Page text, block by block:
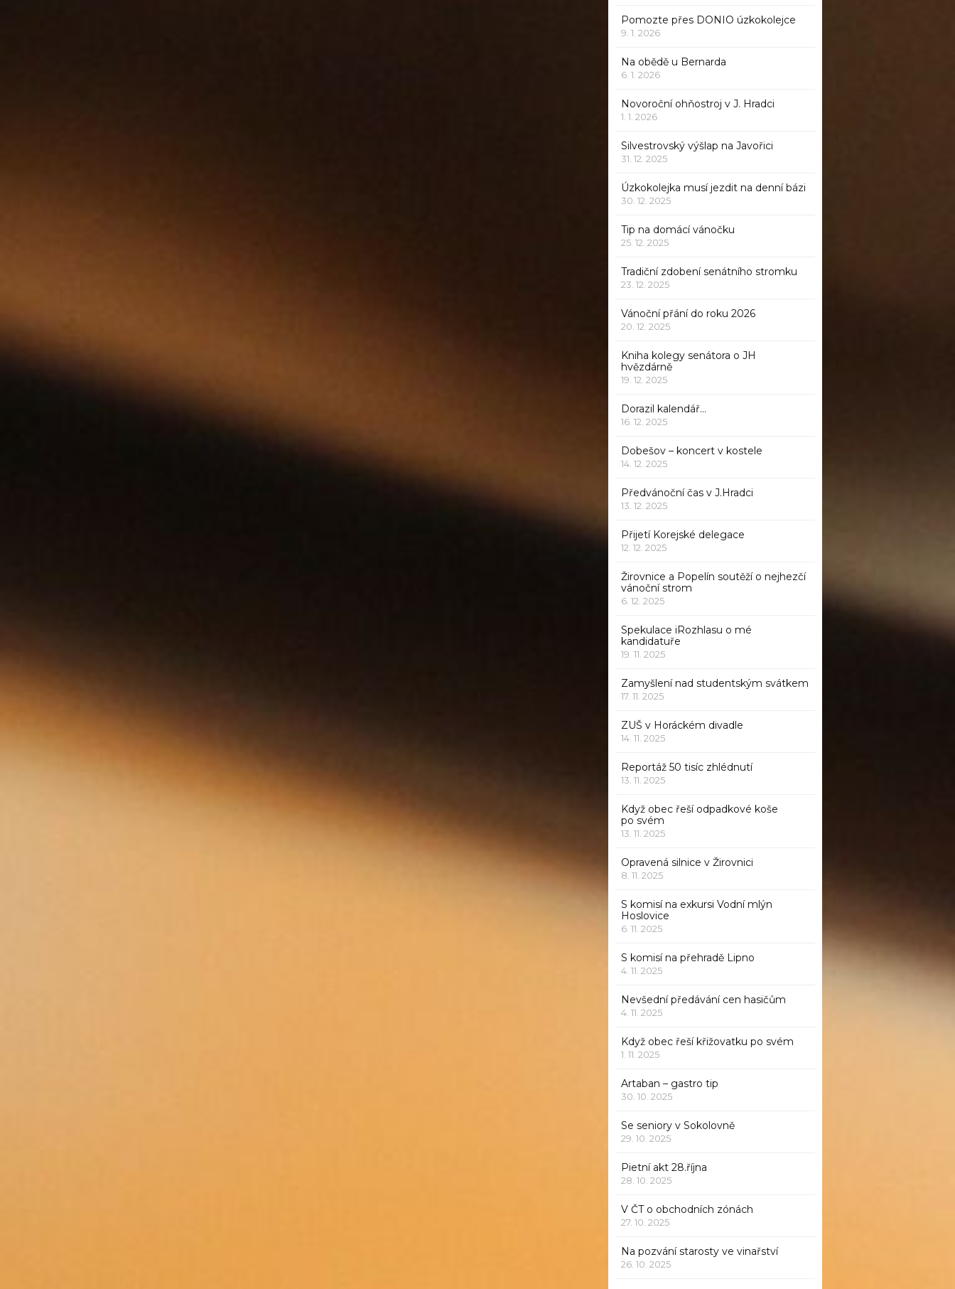
Pomozte přes DONIO úzkokolejce
9. 1. 2026
Na obědě u Bernarda
6. 1. 2026
Novoroční ohňostroj v J. Hradci
1. 1. 2026
Silvestrovský výšlap na Javořici
31. 12. 2025
Úzkokolejka musí jezdit na denní bázi
30. 12. 2025
Tip na domácí vánočku
25. 12. 2025
Tradiční zdobení senátního stromku
23. 12. 2025
Vánoční přání do roku 2026
20. 12. 2025
Kniha kolegy senátora o JH
hvězdárně
19. 12. 2025
Dorazil kalendář…
16. 12. 2025
Dobešov – koncert v kostele
14. 12. 2025
Předvánoční čas v J.Hradci
13. 12. 2025
Přijetí Korejské delegace
12. 12. 2025
Žirovnice a Popelín soutěží o nejhezčí
vánoční strom
6. 12. 2025
Spekulace iRozhlasu o mé
kandidatuře
19. 11. 2025
Zamyšlení nad studentským svátkem
17. 11. 2025
ZUŠ v Horáckém divadle
14. 11. 2025
Reportáž 50 tisíc zhlédnutí
13. 11. 2025
Když obec řeší odpadkové koše
po svém
13. 11. 2025
Opravená silnice v Žirovnici
8. 11. 2025
S komisí na exkursi Vodní mlýn
Hoslovice
6. 11. 2025
S komisí na přehradě Lipno
4. 11. 2025
Nevšední předávání cen hasičům
4. 11. 2025
Když obec řeší křižovatku po svém
1. 11. 2025
Artaban – gastro tip
30. 10. 2025
Se seniory v Sokolovně
29. 10. 2025
Pietní akt 28.října
28. 10. 2025
V ČT o obchodních zónách
27. 10. 2025
Na pozvání starosty ve vinařství
26. 10. 2025